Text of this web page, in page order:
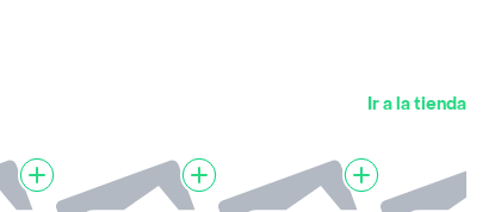
Ir a la tienda